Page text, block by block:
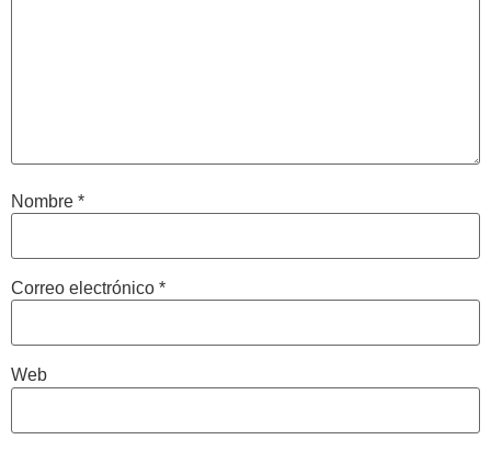
Nombre *
Correo electrónico *
Web